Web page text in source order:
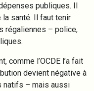
publiques. Il
la santé. Il faut tenir
régaliennes – police,
comme l’OCDE l’a fait
devient négative à
natifs – mais aussi